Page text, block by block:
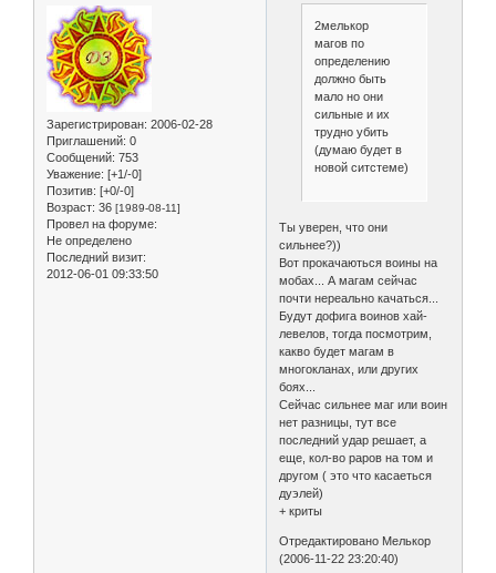
Зарегистрирован: 2006-02-28
Приглашений: 0
Сообщений: 753
Уважение: [+1/-0]
Позитив: [+0/-0]
Возраст: 36 [1989-08-11]
Провел на форуме:
Не определено
Последний визит:
2012-06-01 09:33:50
2мелькор
магов по
определению
должно быть
мало но они
сильные и их
трудно убить
(думаю будет в
новой ситстеме)
Ты уверен, что они
сильнее?))
Вот прокачаються воины на
мобах... А магам сейчас
почти нереально качаться...
Будут дофига воинов хай-
левелов, тогда посмотрим,
какво будет магам в
многокланах, или других
боях...
Сейчас сильнее маг или воин
нет разницы, тут все
последний удар решает, а
еще, кол-во раров на том и
другом ( это что касаеться
дуэлей)
+ криты
Отредактировано Мелькор
(2006-11-22 23:20:40)